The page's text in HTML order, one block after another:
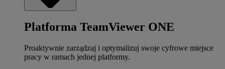
Platforma TeamViewer ONE
Proaktywnie zarządzaj i optymalizuj swoje cyfrowe miejsce
pracy w ramach jednej platformy.